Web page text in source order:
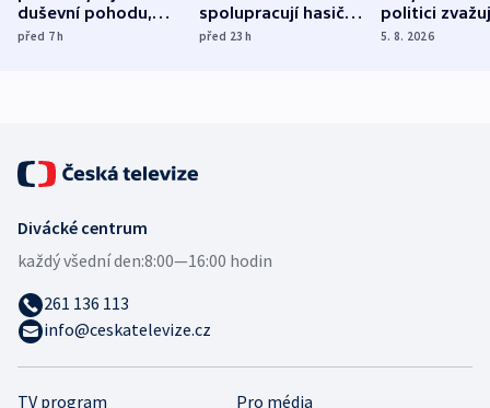
duševní pohodu,
ukázala
před 7h
spolupracují hasiči z
různých zemí
před 23h
politici
dohodu o
5. 8. 2026
TV program Pro média
Divácké centrum
každý všední den:8:00—16:00 hodin
261 136 113
info@ceskatelevize.cz